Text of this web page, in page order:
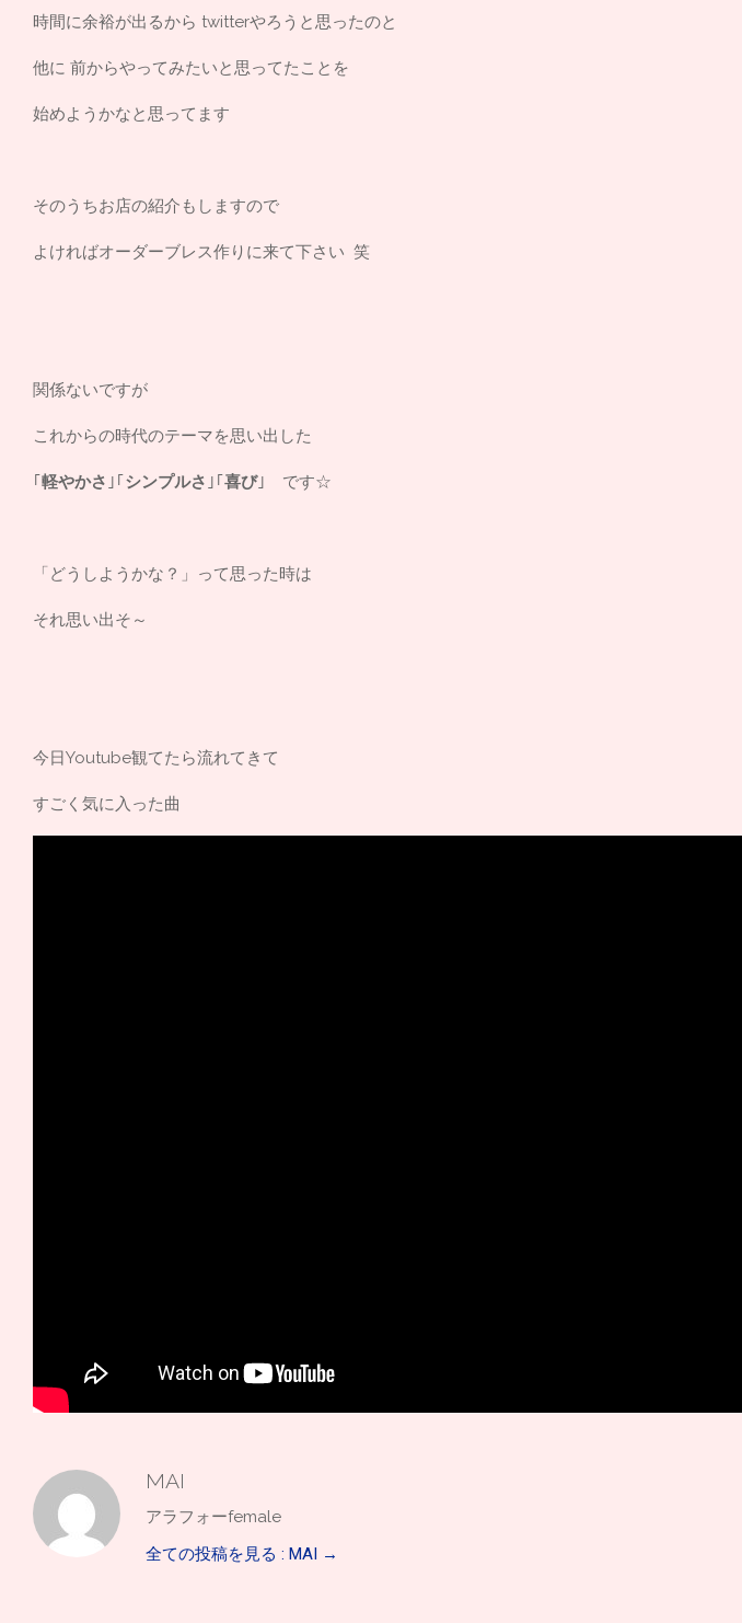
時間に余裕が出るから twitterやろうと思ったのと
他に 前からやってみたいと思ってたことを
始めようかなと思ってます
そのうちお店の紹介もしますので
よければオーダーブレス作りに来て下さい 笑
関係ないですが
これからの時代のテーマを思い出した
｢軽やかさ ｣｢シンプルさ ｣｢喜び｣ です☆
「どうしようかな？」って思った時は
それ思い出そ～
今日Youtube観てたら流れてきて
すごく気に入った曲
MAI
アラフォーfemale
全ての投稿を見る : MAI →